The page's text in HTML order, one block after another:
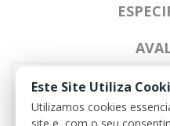
Dimensões dos painéis
Este Site Utiliza
Utilizamos cookies
site e, com o seu